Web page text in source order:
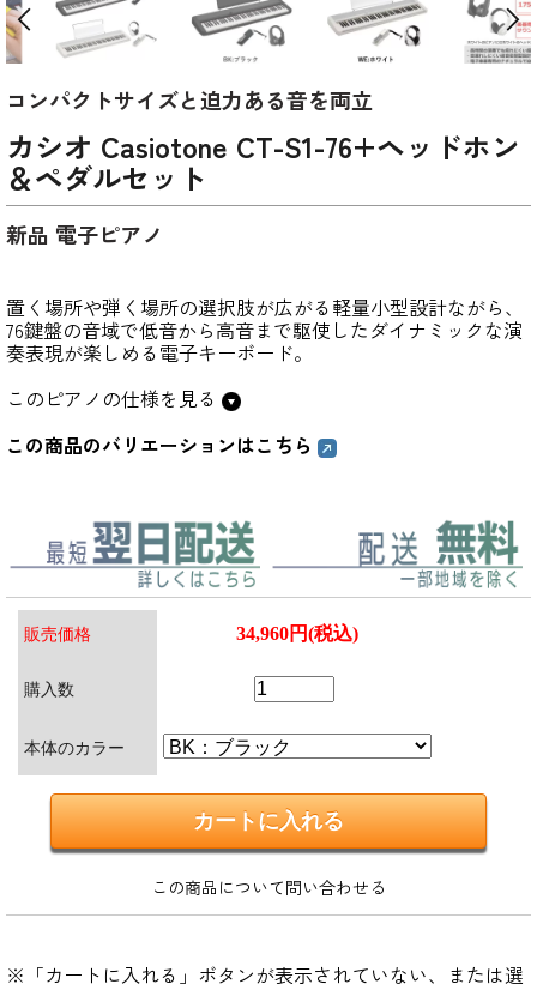
コンパクトサイズと迫力ある音を両立
カシオ Casiotone CT-S1-76+ヘッドホン
＆ペダルセット
新品 電子ピアノ
置く場所や弾く場所の選択肢が広がる軽量小型設計ながら、
76鍵盤の音域で低音から高音まで駆使したダイナミックな演
奏表現が楽しめる電子キーボード。
このピアノの仕様を見る
この商品のバリエーションはこちら
販売価格 34,960円(税込)
購入数
本体のカラー
この商品について問い合わせる
※「カートに入れる」ボタンが表示されていない、または選